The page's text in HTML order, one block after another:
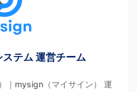
テム 運営チーム
｜mysign（マイサイン） 運